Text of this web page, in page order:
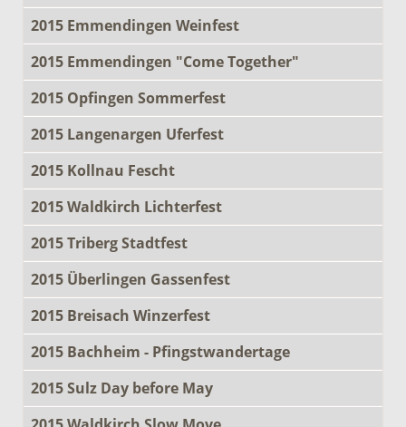
2015 Emmendingen Weinfest
2015 Emmendingen "Come Together"
2015 Opfingen Sommerfest
2015 Langenargen Uferfest
2015 Kollnau Fescht
2015 Waldkirch Lichterfest
2015 Triberg Stadtfest
2015 Überlingen Gassenfest
2015 Breisach Winzerfest
2015 Bachheim - Pfingstwandertage
2015 Sulz Day before May